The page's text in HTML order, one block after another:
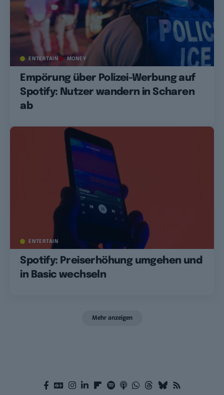
ENTERTAIN MONEY
Empörung über Polizei-Werbung auf
Spotify: Nutzer wandern in Scharen
ab
ENTERTAIN
Spotify: Preiserhöhung umgehen und
in Basic wechseln
Mehr anzeigen